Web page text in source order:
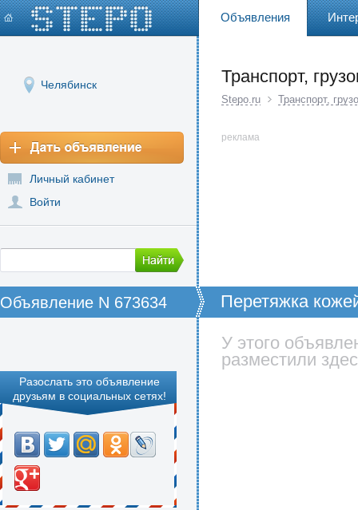
Объявления
Челябинск
Личный кабинет
Войти
Транспорт,
Stepo.ru Транспорт,
реклама
Объявление N 673634 Перетяжка
Разослать это объявление
друзьям в социальных сетях!
У этого
разместили